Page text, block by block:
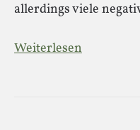
allerdings viele
Weiterlesen